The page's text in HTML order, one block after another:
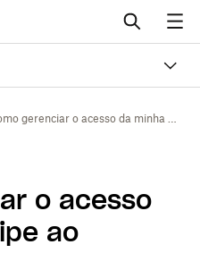
Como gerenciar o acesso da minha equipe ao Dropbox?
o acesso
ao